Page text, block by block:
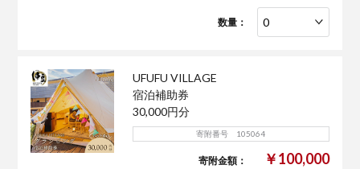
数量：
UFUFU VILLAGE
宿泊補助券
30,000円分
寄附番号 105064
寄附金額： ￥100,000